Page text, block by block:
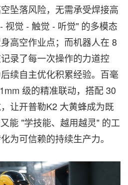
坠落风险，无需承受焊接高
视觉 - 触觉 - 听觉" 的多模态
高空作业点；而机器人在 8
录了每一次操作的力道控
续自主优化积累经验。百毫
级的精准联动，搭配 30
让开普勒K2 大黄蜂成为既
能 "学技能、越用越灵" 的工
为可信赖的持续生产力。